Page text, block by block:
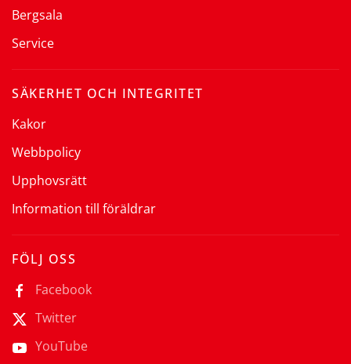
Bergsala
Service
SÄKERHET OCH INTEGRITET
Kakor
Webbpolicy
Upphovsrätt
Information till föräldrar
FÖLJ OSS
Facebook
Twitter
YouTube